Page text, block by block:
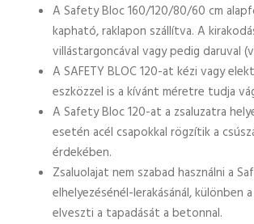
A Safety Bloc 160/120/80/60 cm
kapható, raklapon szállítva. A
villástargoncával vagy pedig daruval
A SAFETY BLOC 120-at kézi vagy
eszközzel is a kívánt méretre tudja
A Safety Bloc 120-at a zsaluzatra
esetén acél csapokkal rögzítik a
érdekében.
Zsaluolajat nem szabad használni a
elhelyezésénél-lerakásánál, különben
elveszti a tapadását a betonnal.